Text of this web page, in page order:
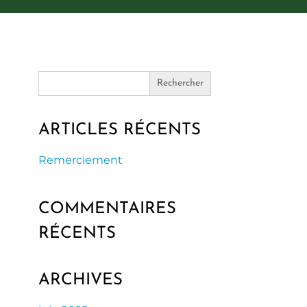
Search
ARTICLES RÉCENTS
Remerciement
COMMENTAIRES
RÉCENTS
ARCHIVES